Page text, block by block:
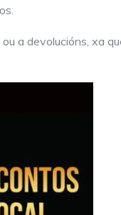
a devolucións, xa